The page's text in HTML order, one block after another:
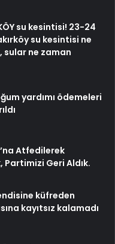
su kesintisi! 23-24
su kesintisi ne
sular ne zaman
yardımı ödemeleri
Atfedilerek
Partimizi Geri Aldık.
küfreden
kayıtsız kalamadı